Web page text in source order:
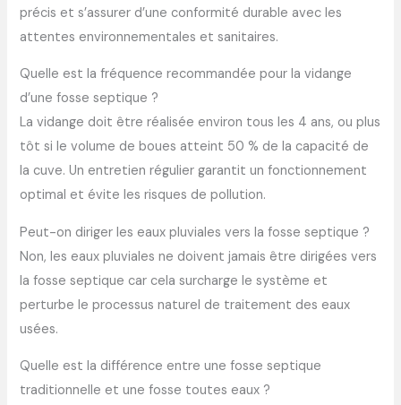
précis et s’assurer d’une conformité durable avec les
attentes environnementales et sanitaires.
Quelle est la fréquence recommandée pour la vidange
d’une fosse septique ?
La vidange doit être réalisée environ tous les 4 ans, ou plus
tôt si le volume de boues atteint 50 % de la capacité de
la cuve. Un entretien régulier garantit un fonctionnement
optimal et évite les risques de pollution.
Peut-on diriger les eaux pluviales vers la fosse septique ?
Non, les eaux pluviales ne doivent jamais être dirigées vers
la fosse septique car cela surcharge le système et
perturbe le processus naturel de traitement des eaux
usées.
Quelle est la différence entre une fosse septique
traditionnelle et une fosse toutes eaux ?